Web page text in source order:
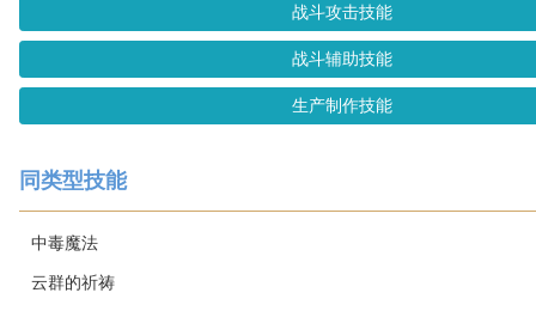
战斗攻击技能
战斗辅助技能
生产制作技能
同类型技能
中毒魔法
云群的祈祷